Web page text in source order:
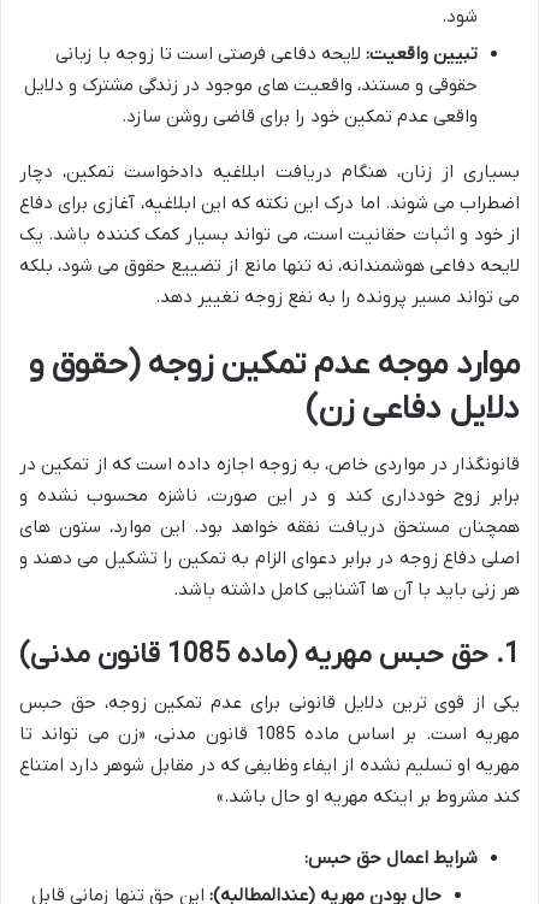
شود.
تبیین واقعیت: لایحه دفاعی فرصتی است تا زوجه با زبانی
حقوقی و مستند، واقعیت های موجود در زندگی مشترک و دلایل
واقعی عدم تمکین خود را برای قاضی روشن سازد.
بسیاری از زنان، هنگام دریافت ابلاغیه دادخواست تمکین، دچار
اضطراب می شوند. اما درک این نکته که این ابلاغیه، آغازی برای دفاع
از خود و اثبات حقانیت است، می تواند بسیار کمک کننده باشد. یک
لایحه دفاعی هوشمندانه، نه تنها مانع از تضییع حقوق می شود، بلکه
می تواند مسیر پرونده را به نفع زوجه تغییر دهد.
موارد موجه عدم تمکین زوجه (حقوق و
دلایل دفاعی زن)
قانونگذار در مواردی خاص، به زوجه اجازه داده است که از تمکین در
برابر زوج خودداری کند و در این صورت، ناشزه محسوب نشده و
همچنان مستحق دریافت نفقه خواهد بود. این موارد، ستون های
اصلی دفاع زوجه در برابر دعوای الزام به تمکین را تشکیل می دهند و
هر زنی باید با آن ها آشنایی کامل داشته باشد.
1. حق حبس مهریه (ماده 1085 قانون مدنی)
یکی از قوی ترین دلایل قانونی برای عدم تمکین زوجه، حق حبس
مهریه است. بر اساس ماده 1085 قانون مدنی، «زن می تواند تا
مهریه او تسلیم نشده از ایفاء وظایفی که در مقابل شوهر دارد امتناع
کند مشروط بر اینکه مهریه او حال باشد.»
شرایط اعمال حق حبس:
حال بودن مهریه (عندالمطالبه): این حق تنها زمانی قابل